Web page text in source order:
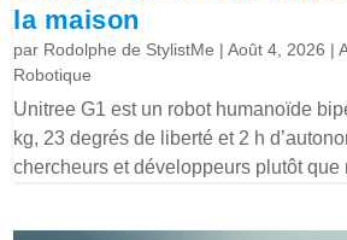
la maison
par Rodolphe de StylistMe |Août 4, 2026 |
Robotique
Unitree G1 est un robot humanoïde
kg, 23 degrés de liberté et 2 h
chercheurs et développeurs plutôt que